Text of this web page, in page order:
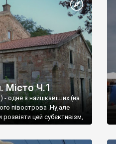
Місто Ч.1
одне з найцікавіших (на
півострова .Ну,але
цей субєктивізм,